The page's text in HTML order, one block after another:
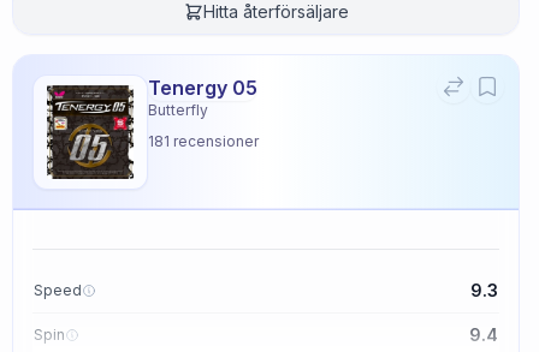
Hitta återförsäljare
Tenergy 05
Butterfly
181 recensioner
Speed 9.3
Spin 9.4